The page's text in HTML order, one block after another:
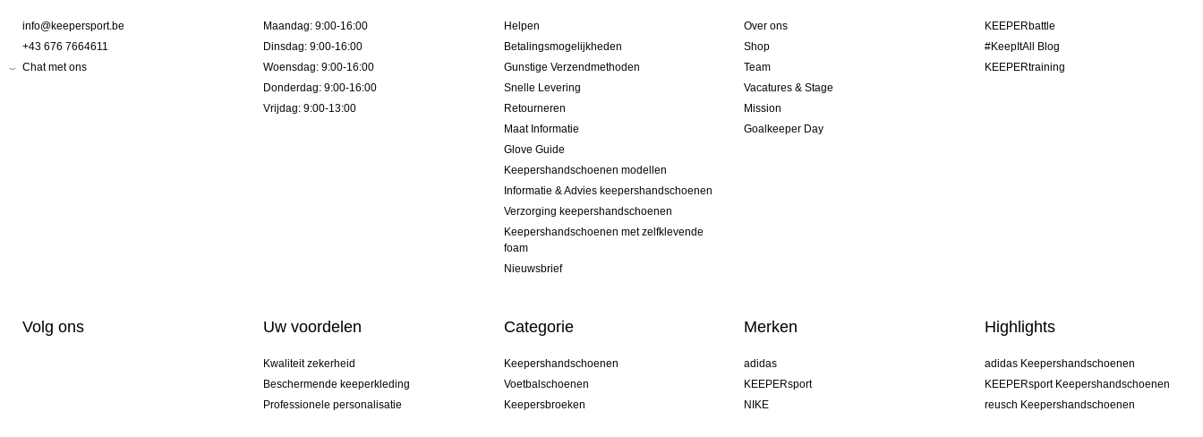
info@keepersport.be
+43 676 7664611
Chat met ons
Maandag: 9:00-16:00
Dinsdag: 9:00-16:00
Woensdag: 9:00-16:00
Donderdag: 9:00-16:00
Vrijdag: 9:00-13:00
Helpen
Betalingsmogelijkheden
Gunstige Verzendmethoden
Snelle Levering
Retourneren
Maat Informatie
Glove Guide
Keepershandschoenen modellen
Informatie & Advies keepershandschoenen
Verzorging keepershandschoenen
Keepershandschoenen met zelfklevende
foam
Nieuwsbrief
Over ons
Shop
Team
Vacatures & Stage
Mission
Goalkeeper Day
KEEPERbattle
#KeepItAll Blog
KEEPERtraining
Volg ons Uw voordelen
Kwaliteit zekerheid
Beschermende keeperkleding
Professionele personalisatie
Categorie
Keepershandschoenen
Voetbalschoenen
Keepersbroeken
Merken
adidas
KEEPERsport
NIKE
Highlights
adidas Keepershandschoenen
KEEPERsport Keepershandschoenen
reusch Keepershandschoenen